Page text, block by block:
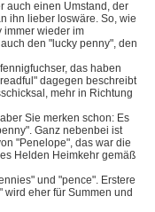
auch einen Umstand, der
ihn lieber loswäre. So, wie
immer wieder im
den "lucky penny", den
das haben
dagegen beschreibt
mehr in Richtung
Sie merken schon: Es
Ganz nebenbei ist
"Penelope", das war die
Helden Heimkehr gemäß
und "pence". Erstere
eher für Summen und